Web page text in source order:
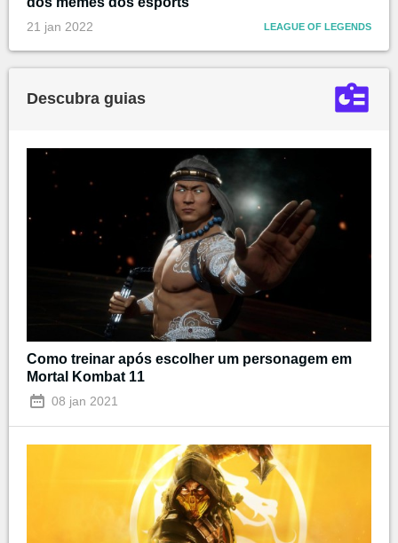
21 jan 2022 LEAGUE OF LEGENDS
Descubra guias
Como treinar após escolher um personagem em
Mortal Kombat 11
08 jan 2021